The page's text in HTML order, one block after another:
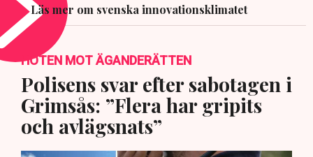
Läs mer om svenska innovationsklimatet
HOTEN MOT ÄGANDERÄTTEN
Polisens svar efter sabotagen i
Grimsås: ”Flera har gripits
och avlägsnats”